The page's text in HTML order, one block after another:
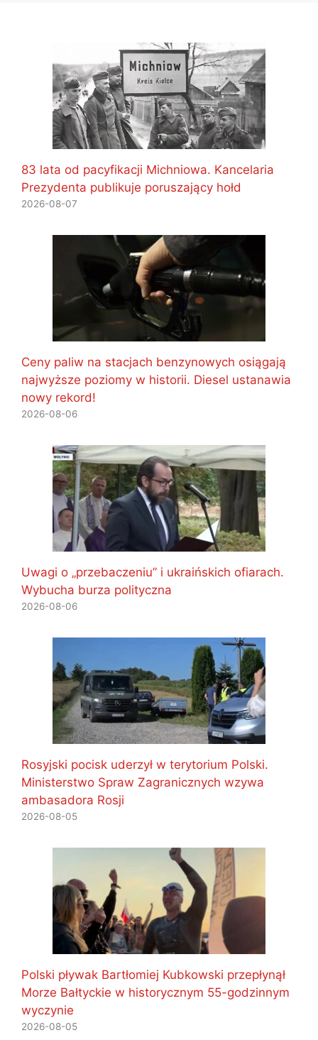
83 lata od pacyfikacji Michniowa. Kancelaria
Prezydenta publikuje poruszający hołd
2026-08-07
Ceny paliw na stacjach benzynowych osiągają
najwyższe poziomy w historii. Diesel ustanawia
nowy rekord!
2026-08-06
Uwagi o „przebaczeniu” i ukraińskich ofiarach.
Wybucha burza polityczna
2026-08-06
Rosyjski pocisk uderzył w terytorium Polski.
Ministerstwo Spraw Zagranicznych wzywa
ambasadora Rosji
2026-08-05
Polski pływak Bartłomiej Kubkowski przepłynął
Morze Bałtyckie w historycznym 55-godzinnym
wyczynie
2026-08-05